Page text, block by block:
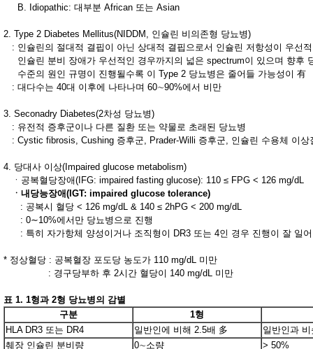
B. Idiopathic: 대부분 African 또는 Asian
2. Type 2 Diabetes Mellitus(NIDDM, 인슐린 비의존형 당뇨병)
: 인슐린의 절대적 결핍이 아닌 상대적 결핍으로서 인슐린 저항성이 우선
인슐린 분비 장애가 우선적인 경우까지의 넓은 spectrum이 있으며 향후
수준의 원인 규명이 진행될수록 이 Type 2 당뇨병은 줄어들 가능성이 有
: 대다수는 40대 이후에 나타나며 60∼90%에서 비만
3. Seconadry Diabetes(2차성 당뇨병)
: 유전적 증후군이나 다른 질환 또는 약물로 초래된 당뇨병
: Cystic fibrosis, Cushing 증후군, Prader-Willi 증후군, 인슐린 수용체 이상
4. 당대사 이상(Impaired glucose metabolism)
ㆍ공복혈당장애(IFG: impaired fasting glucose): 110 ≤ FPG < 126 mg/dL
ㆍ내당능장애(IGT: impaired glucose tolerance)
: 공복시 혈당 < 126 mg/dL & 140 ≤ 2hPG < 200 mg/dL
: 0∼10%에서만 당뇨병으로 진행
: 특히 자가항체 양성이거나 조직형이 DR3 또는 4인 경우 진행이 잘 일
* 정상혈당 : 공복혈장 포도당 농도가 110 mg/dL 미만
: 경구당부하 후 2시간 혈당이 140 mg/dL 미만
표 1. 1형과 2형 당뇨병의 감별
구분
1형
HLA DR3 또는 DR4
일반인에 비해 2.5배 多
일반인과 비
췌장 인슐린 분비량
0∼소량 > 50%